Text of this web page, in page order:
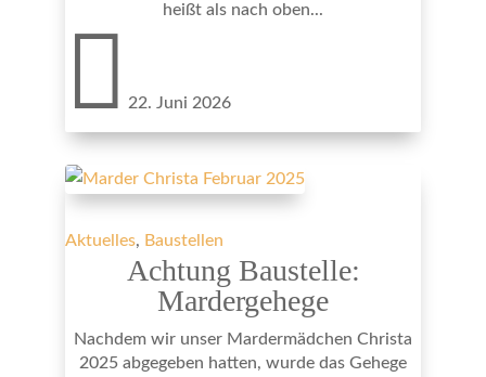
heißt als nach oben...
 22. Juni 2026
Aktuelles, Baustellen
Achtung Baustelle:
Mardergehege
Nachdem wir unser Mardermädchen Christa
2025 abgegeben hatten, wurde das Gehege